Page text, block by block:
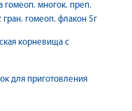
гомеоп. многок. преп.
гран. гомеоп. флакон 5г
корневища с
для приготовления